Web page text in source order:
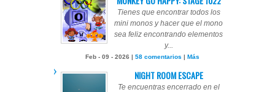
Tienes que encontrar todos los
mini monos y hacer que el mono
sea feliz encontrando elementos
y...
Feb - 09 - 2026 | 58 comentarios | Más
NIGHT ROOM ESCAPE
Te encuentras encerrado en el